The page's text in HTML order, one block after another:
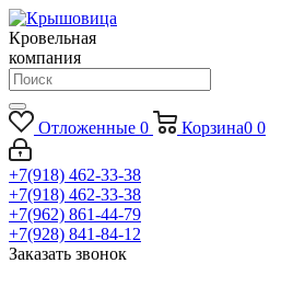
Кровельная
компания
Отложенные 0 Корзина0 0
+7(918) 462-33-38
+7(918) 462-33-38
+7(962) 861-44-79
+7(928) 841-84-12
Заказать звонок